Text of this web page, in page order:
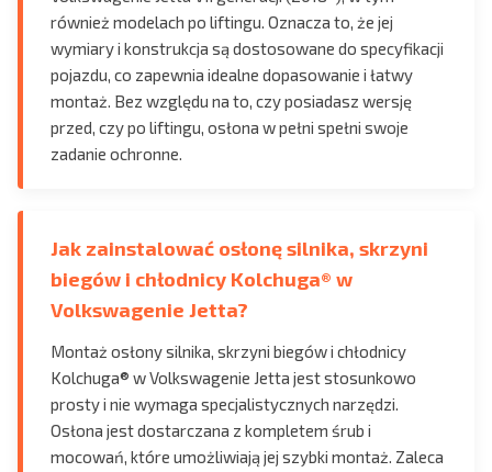
również modelach po liftingu. Oznacza to, że jej
wymiary i konstrukcja są dostosowane do specyfikacji
pojazdu, co zapewnia idealne dopasowanie i łatwy
montaż. Bez względu na to, czy posiadasz wersję
przed, czy po liftingu, osłona w pełni spełni swoje
zadanie ochronne.
Jak zainstalować osłonę silnika, skrzyni
biegów i chłodnicy Kolchuga® w
Volkswagenie Jetta?
Montaż osłony silnika, skrzyni biegów i chłodnicy
Kolchuga® w Volkswagenie Jetta jest stosunkowo
prosty i nie wymaga specjalistycznych narzędzi.
Osłona jest dostarczana z kompletem śrub i
mocowań, które umożliwiają jej szybki montaż. Zaleca